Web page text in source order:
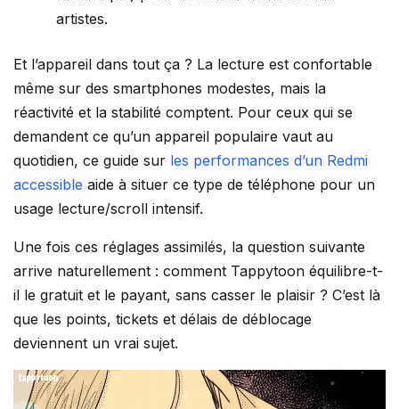
artistes.
Et l’appareil dans tout ça ? La lecture est confortable
même sur des smartphones modestes, mais la
réactivité et la stabilité comptent. Pour ceux qui se
demandent ce qu’un appareil populaire vaut au
quotidien, ce guide sur les performances d’un Redmi
accessible aide à situer ce type de téléphone pour un
usage lecture/scroll intensif.
Une fois ces réglages assimilés, la question suivante
arrive naturellement : comment Tappytoon équilibre-t-
il le gratuit et le payant, sans casser le plaisir ? C’est là
que les points, tickets et délais de déblocage
deviennent un vrai sujet.